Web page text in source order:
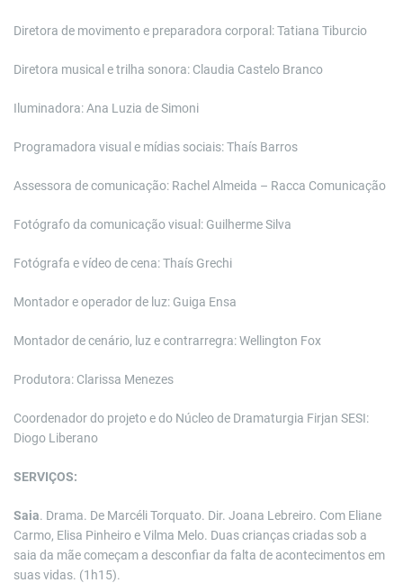
Diretora de movimento e preparadora corporal: Tatiana Tiburcio
Diretora musical e trilha sonora: Claudia Castelo Branco
Iluminadora: Ana Luzia de Simoni
Programadora visual e mídias sociais: Thaís Barros
Assessora de comunicação: Rachel Almeida – Racca Comunicação
Fotógrafo da comunicação visual: Guilherme Silva
Fotógrafa e vídeo de cena: Thaís Grechi
Montador e operador de luz: Guiga Ensa
Montador de cenário, luz e contrarregra: Wellington Fox
Produtora: Clarissa Menezes
Coordenador do projeto e do Núcleo de Dramaturgia Firjan SESI:
Diogo Liberano
SERVIÇOS:
Saia. Drama. De Marcéli Torquato. Dir. Joana Lebreiro. Com Eliane
Carmo, Elisa Pinheiro e Vilma Melo. Duas crianças criadas sob a
saia da mãe começam a desconfiar da falta de acontecimentos em
suas vidas. (1h15).